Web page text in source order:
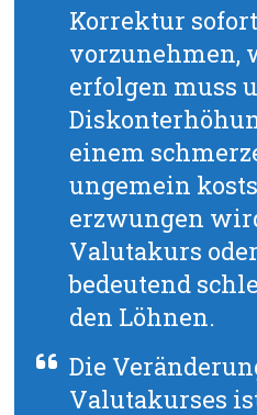
Korrektur
vorzunehmen,
erfolgen muss
einem
ungemein
erzwungen
Valutakurs
bedeutend
den Löhnen.
Die
Valutakurses